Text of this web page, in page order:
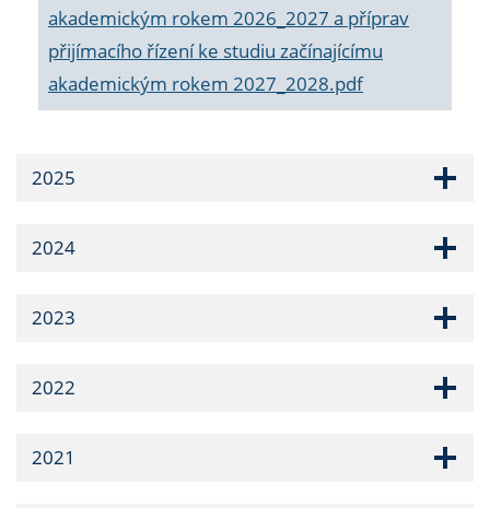
akademickým rokem 2026_2027 a příprav
přijímacího řízení ke studiu začínajícímu
akademickým rokem 2027_2028.pdf
2025
2024
2023
2022
2021